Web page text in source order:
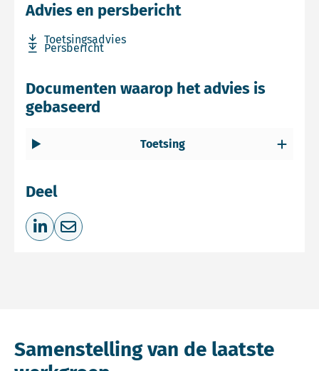
Advies en persbericht
Toetsingsadvies
Download bestand Toetsingsadvies
Persbericht
Download bestand Persbericht
Documenten waarop het advies is
gebaseerd
Toetsing
Deel
Deel op LinkedIn
Deel via e-mail
Samenstelling van de laatste